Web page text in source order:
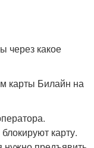
через какое
карты Билайн на
карту.